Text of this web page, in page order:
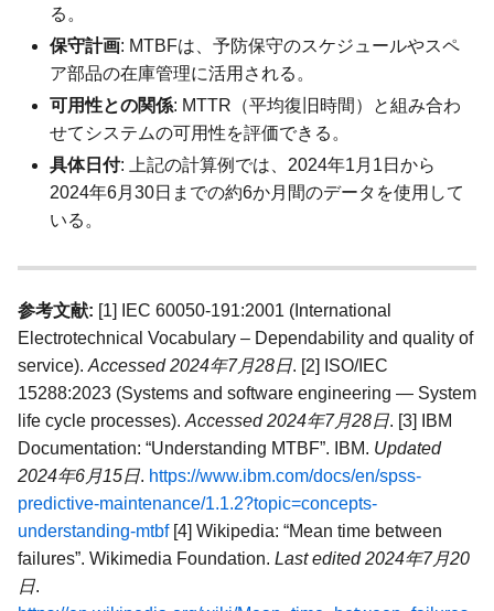
る。
保守計画: MTBFは、予防保守のスケジュールやスペ
ア部品の在庫管理に活用される。
可用性との関係: MTTR（平均復旧時間）と組み合わ
せてシステムの可用性を評価できる。
具体日付: 上記の計算例では、2024年1月1日から
2024年6月30日までの約6か月間のデータを使用して
いる。
参考文献: [1] IEC 60050-191:2001 (International
Electrotechnical Vocabulary – Dependability and quality of
service). Accessed 2024年7月28日. [2] ISO/IEC
15288:2023 (Systems and software engineering — System
life cycle processes). Accessed 2024年7月28日. [3] IBM
Documentation: “Understanding MTBF”. IBM. Updated
2024年6月15日. https://www.ibm.com/docs/en/spss-
predictive-maintenance/1.1.2?topic=concepts-
understanding-mtbf[4] Wikipedia: “Mean time between
failures”. Wikimedia Foundation. Last edited 2024年7月20
日.